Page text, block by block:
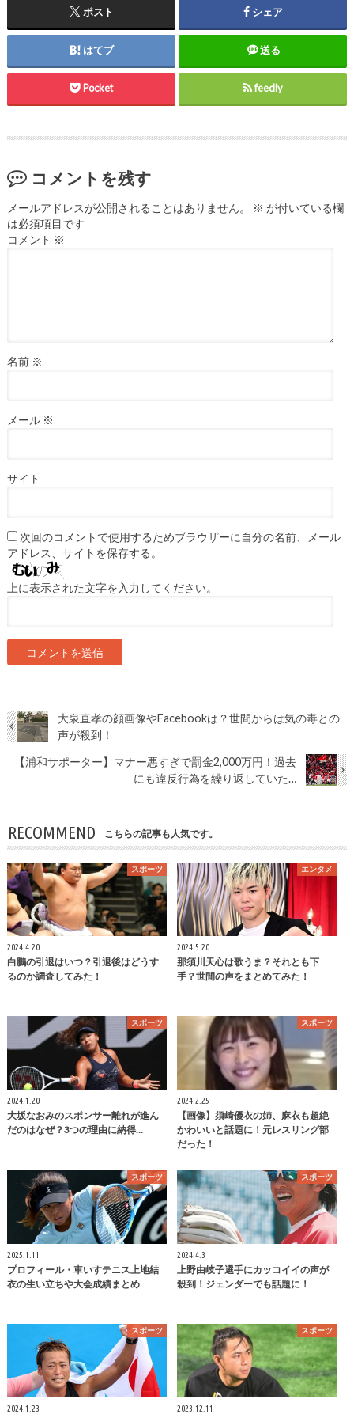
ポスト シェア
はてブ 送る
Pocket feedly
コメントを残す
メールアドレスが公開されることはありません。 ※ が付いている欄
は必須項目です
コメント ※
名前 ※
メール ※
サイト
次回のコメントで使用するためブラウザーに自分の名前、メール
アドレス、サイトを保存する。
上に表示された文字を入力してください。
大泉直孝の顔画像やFacebookは？世間からは気の毒との
声が殺到！
【浦和サポーター】マナー悪すぎで罰金2,000万円！過去
にも違反行為を繰り返していた…
RECOMMEND こちらの記事も人気です。
スポーツ
2024.4.20
白鵬の引退はいつ？引退後はどうす
るのか調査してみた！
エンタメ
2024.5.20
那須川天心は歌うま？それとも下
手？世間の声をまとめてみた！
スポーツ
2024.1.20
大坂なおみのスポンサー離れが進ん
だのはなぜ？3つの理由に納得…
スポーツ
2024.2.25
【画像】須崎優衣の姉、麻衣も超絶
かわいいと話題に！元レスリング部
だった！
スポーツ
2025.1.11
プロフィール・車いすテニス上地結
衣の生い立ちや大会成績まとめ
スポーツ
2024.4.3
上野由岐子選手にカッコイイの声が
殺到！ジェンダーでも話題に！
スポーツ
2024.1.23
スポーツ
2023.12.11